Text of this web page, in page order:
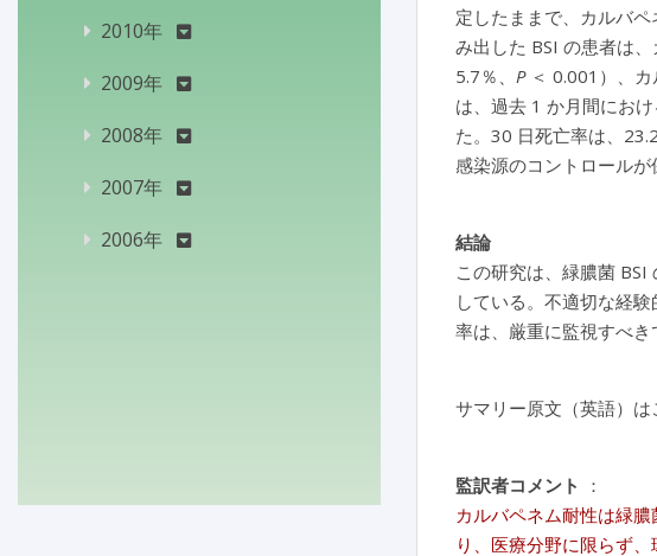
定したままで、カルバ
み出した BSI の患者は
5.7％、 P ＜ 0.001）、
は、過去 1 か月間にお
た。30 日死亡率は、
感染源のコントロールが
結論
この研究は、緑膿菌
している。不適切な経
率は、厳重に監視すべき
サマリー原文（英語）は
監訳者コメント
：
カルバペネム耐性は緑
り、医療分野に限らず
2010年
2009年
2008年
2007年
2006年